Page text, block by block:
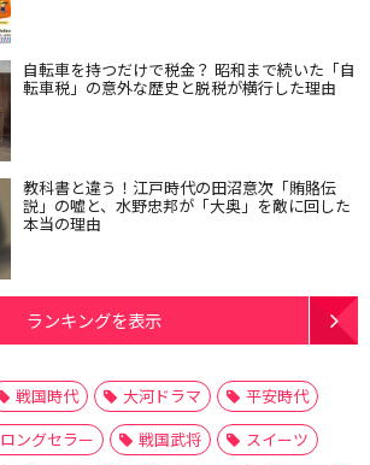
自転車を持つだけで税金？ 昭和まで続いた「自
転車税」の意外な歴史と脱税が横行した理由
教科書と違う！江戸時代の田沼意次「賄賂伝
説」の嘘と、水野忠邦が「大奥」を敵に回した
本当の理由
ランキングを表示
戦国時代 大河ドラマ
平安時代
ロングセラー 戦国武将
スイーツ